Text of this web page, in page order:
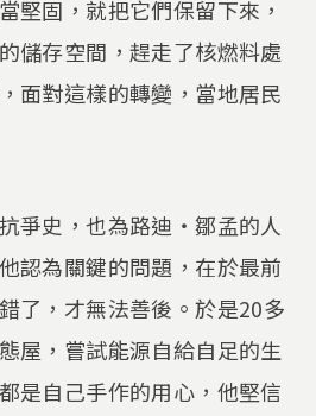
堅固，就把它們保留下來，
儲存空間，趕走了核燃料處
面對這樣的轉變，當地居民
爭史，也為路迪‧鄒孟的人
認為關鍵的問題，在於最前
了，才無法善後。於是20多
屋，嘗試能源自給自足的生
是自己手作的用心，他堅信